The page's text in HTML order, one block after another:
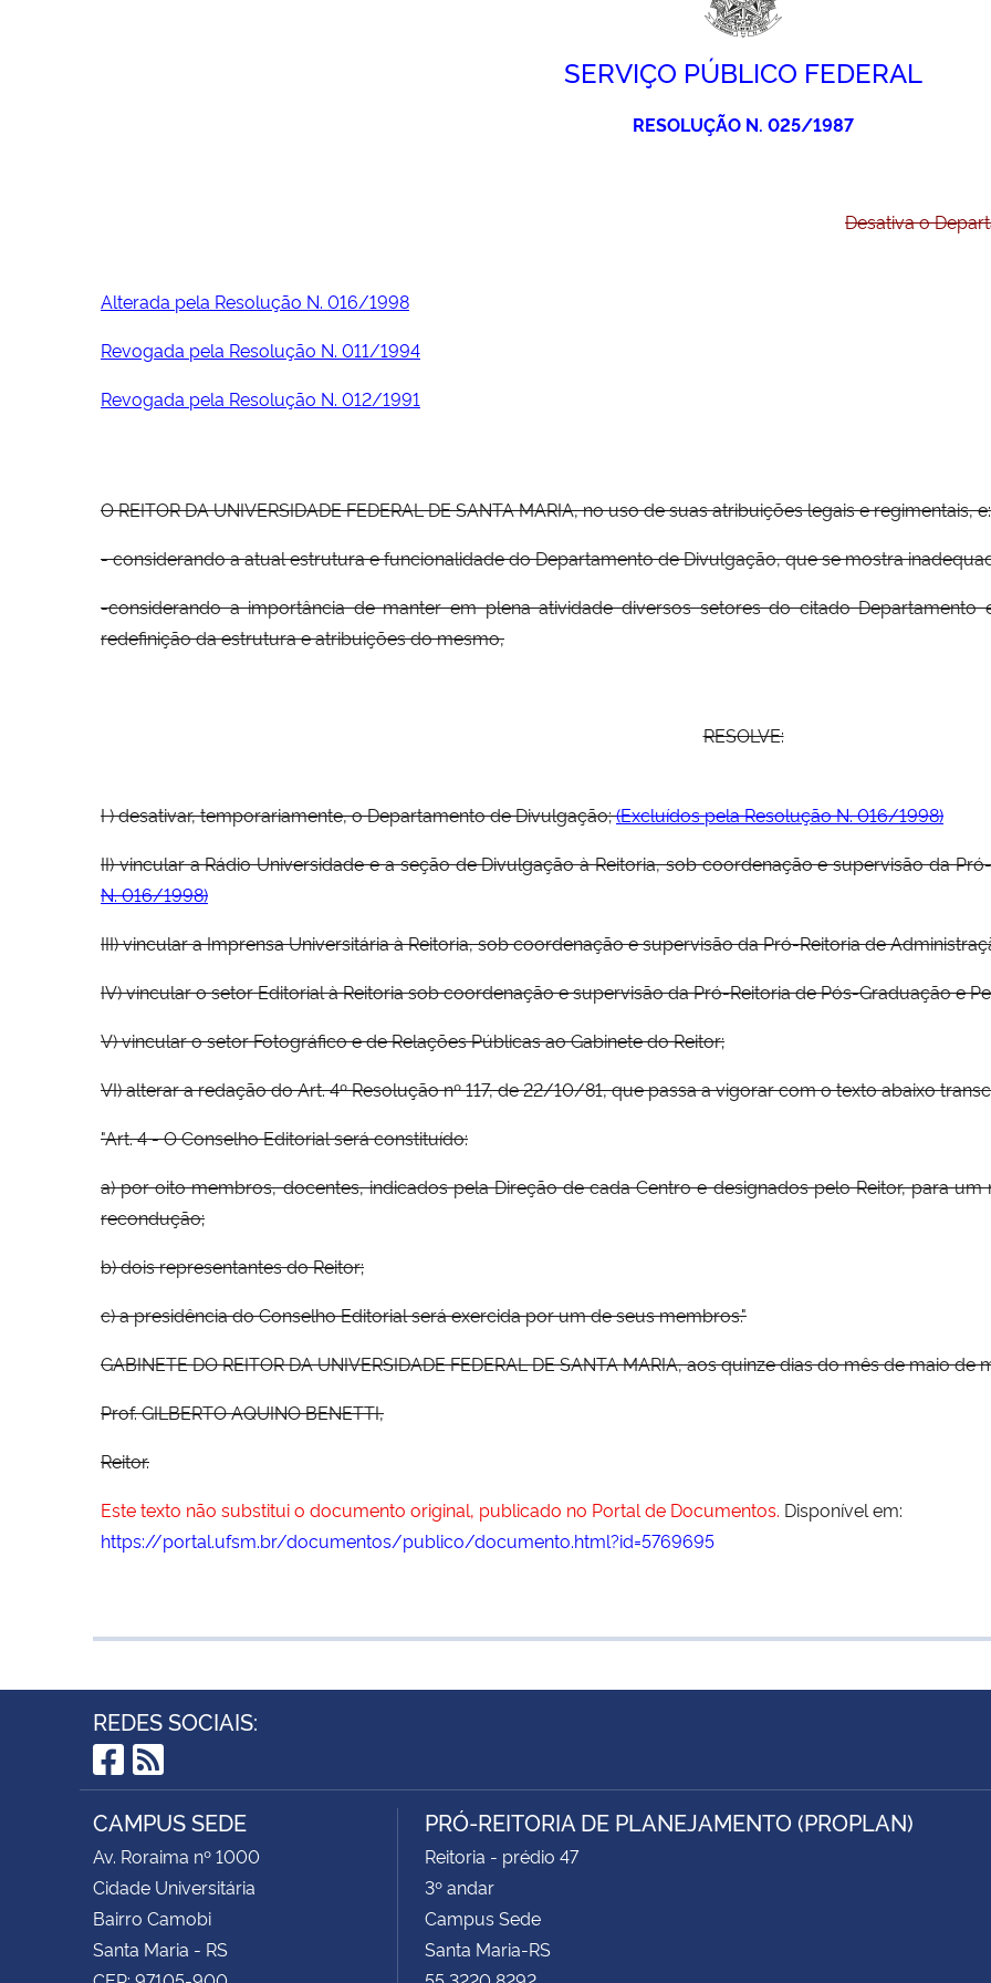
SERVIÇO PÚBLICO FEDERAL
RESOLUÇÃO N. 025/1987
Desativa o
Alterada pela Resolução N. 016/1998
Revogada pela Resolução N. 011/1994
Revogada pela Resolução N. 012/1991
O REITOR DA UNIVERSIDADE FEDERAL DE SANTA MARIA, no uso de suas atribuições legais e regimentais, e:
- considerando a atual estrutura e funcionalidade do Departamento de Divulgação, que se mostra
-considerando a importância de manter em plena atividade diversos setores do citado
redefinição da estrutura e atribuições do mesmo,
RESOLVE:
I ) desativar, temporariamente, o Departamento de Divulgação;(Excluídos pela Resolução N. 016/1998)
II) vincular a Rádio Universidade e a seção de Divulgação à Reitoria, sob coordenação e supervisão da
N. 016/1998)
III) vincular a Imprensa Universitária à Reitoria, sob coordenação e supervisão da Pró-Reitoria de
IV) vincular o setor Editorial à Reitoria sob coordenação e supervisão da Pró-Reitoria de Pós-Graduação e
V) vincular o setor Fotográfico e de Relações Públicas ao Gabinete do Reitor;
VI) alterar a redação do Art. 4º Resolução nº 117, de 22/10/81, que passa a vigorar com o texto abaixo
"Art. 4 - O Conselho Editorial será constituído:
a) por oito membros, docentes, indicados pela Direção de cada Centro e designados pelo Reitor, para
recondução;
b) dois representantes do Reitor;
c) a presidência do Conselho Editorial será exercida por um de seus membros."
GABINETE DO REITOR DA UNIVERSIDADE FEDERAL DE SANTA MARIA, aos quinze dias do mês de maio
Prof. GILBERTO AQUINO BENETTI,
Reitor.
Este texto não substitui o documento original, publicado no Portal de Documentos. Disponível em:
https://portal.ufsm.br/documentos/publico/documento.html?id=5769695
REDES SOCIAIS:
Facebook
RSS
CAMPUS SEDE
Av. Roraima nº 1000
Cidade Universitária
Bairro Camobi
Santa Maria - RS
PRÓ-REITORIA DE PLANEJAMENTO (PROPLAN)
Reitoria - prédio 47
3º andar
Campus Sede
Santa Maria-RS